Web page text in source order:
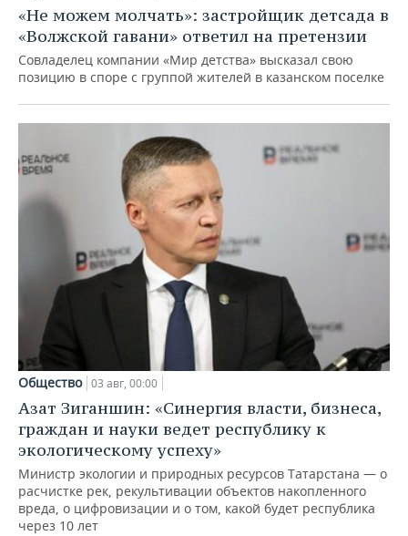
«Не можем молчать»: застройщик детсада в
«Волжской гавани» ответил на претензии
Совладелец компании «Мир детства» высказал свою
позицию в споре с группой жителей в казанском поселке
Общество 03 авг, 00:00
Азат Зиганшин: «Синергия власти, бизнеса,
граждан и науки ведет республику к
экологическому успеху»
Министр экологии и природных ресурсов Татарстана — о
расчистке рек, рекультивации объектов накопленного
вреда, о цифровизации и о том, какой будет республика
через 10 лет